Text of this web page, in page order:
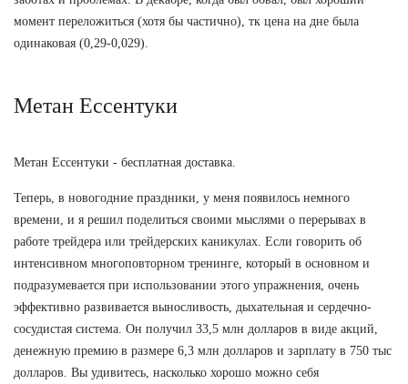
момент переложиться (хотя бы частично), тк цена на дне была
одинаковая (0,29-0,029).
Метан Ессентуки
Метан Ессентуки - бесплатная доставка.
Теперь, в новогодние праздники, у меня появилось немного
времени, и я решил поделиться своими мыслями о перерывах в
работе трейдера или трейдерских каникулах. Если говорить об
интенсивном многоповторном тренинге, который в основном и
подразумевается при использовании этого упражнения, очень
эффективно развивается выносливость, дыхательная и сердечно-
сосудистая система. Он получил 33,5 млн долларов в виде акций,
денежную премию в размере 6,3 млн долларов и зарплату в 750 тыс
долларов. Вы удивитесь, насколько хорошо можно себя